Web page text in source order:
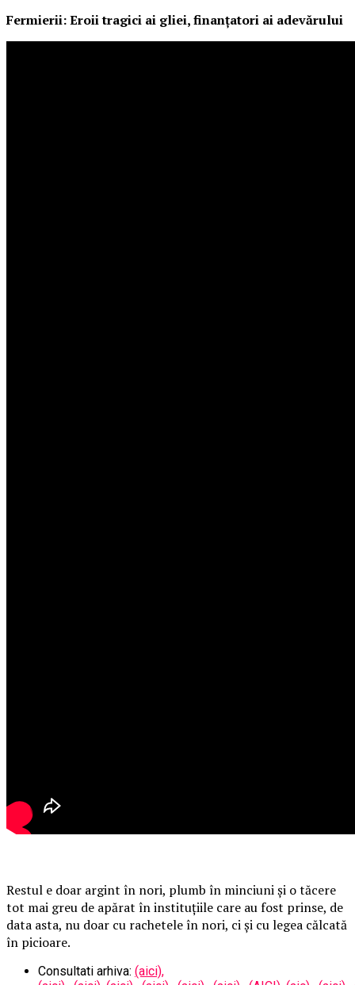
Fermierii: Eroii tragici ai gliei, finanțatori ai adevărului
Restul e doar argint în nori, plumb în minciuni și o tăcere
tot mai greu de apărat în instituțiile care au fost prinse, de
data asta, nu doar cu rachetele în nori, ci și cu legea călcată
în picioare.
Consultati arhiva: (aici),